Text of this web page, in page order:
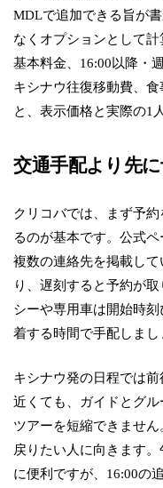
MDLで追加できる旨が
なくオプションとして計
基本料金、16:00以降・
キシナウ往復移動費、
と、表示価格と実際の1
交通手配より先
クリコバでは、まず予
るのが基本です。公式
複数の連絡先を掲載し
り、遅刻すると予約が
シーや専用車は開始時
着する時間で手配しまし
キシナウ発の日程では
近くても、ガイドとグ
ツアーを短縮できませ
戻りたい人に向きます
に便利ですが、16:00の